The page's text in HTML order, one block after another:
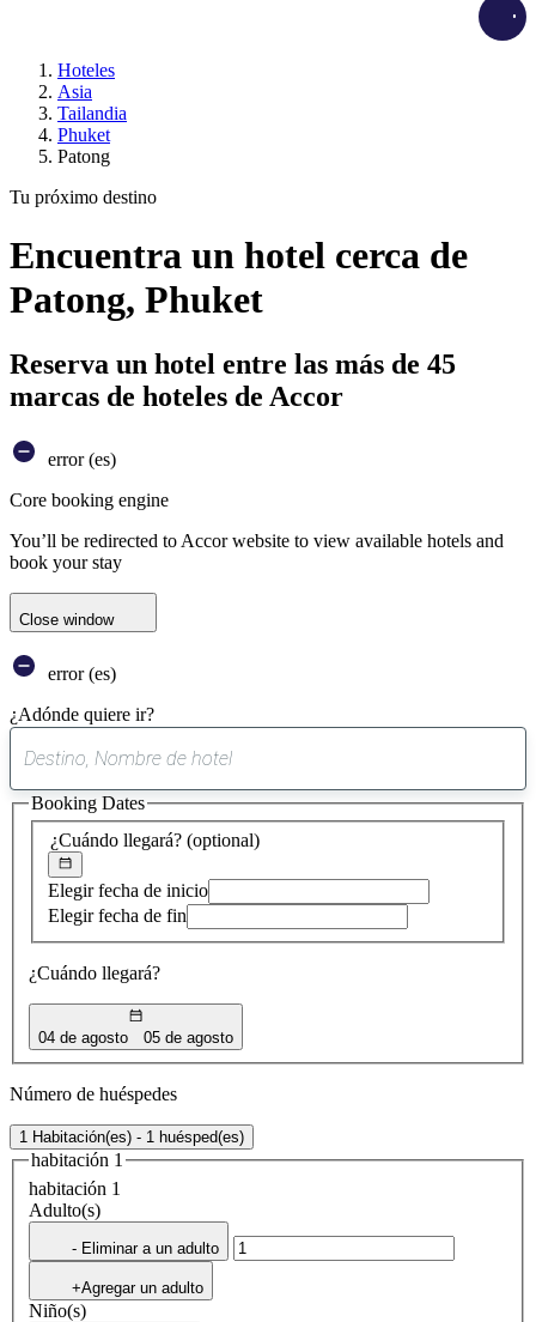
Hoteles
Asia
Tailandia
Phuket
Patong
Tu próximo destino
Encuentra un hotel cerca de
Patong, Phuket
Reserva un hotel entre las más de 45
marcas de hoteles de Accor
error (es)
Core booking engine
You’ll be redirected to Accor website to view available hotels and
book your stay
Close window
error (es)
¿Adónde quiere ir?
sugerencia
encontrada
¿Cuándo llegará? (optional)
Elegir fecha de inicio
Elegir fecha de fin
¿Cuándo llegará?
04 de agosto 05 de agosto
Booking Dates
Número de huéspedes
1 Habitación(es) - 1 huésped(es)
habitación 1
habitación 1
Adulto(s)
- Eliminar a un adulto
+Agregar un adulto
Niño(s)